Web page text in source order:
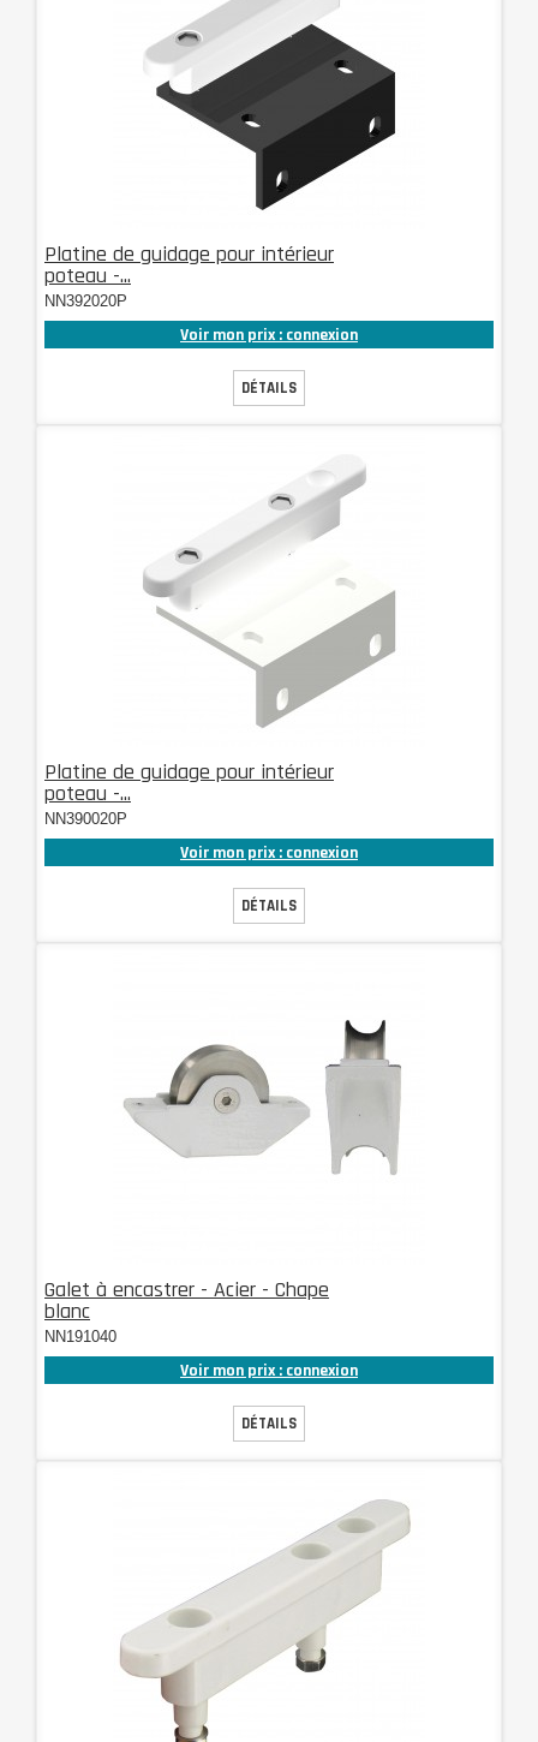
Platine de guidage pour intérieur
poteau -...
NN392020P
Voir mon prix : connexion
DÉTAILS
Platine de guidage pour intérieur
poteau -...
NN390020P
Voir mon prix : connexion
DÉTAILS
Galet à encastrer - Acier - Chape
blanc
NN191040
Voir mon prix : connexion
DÉTAILS